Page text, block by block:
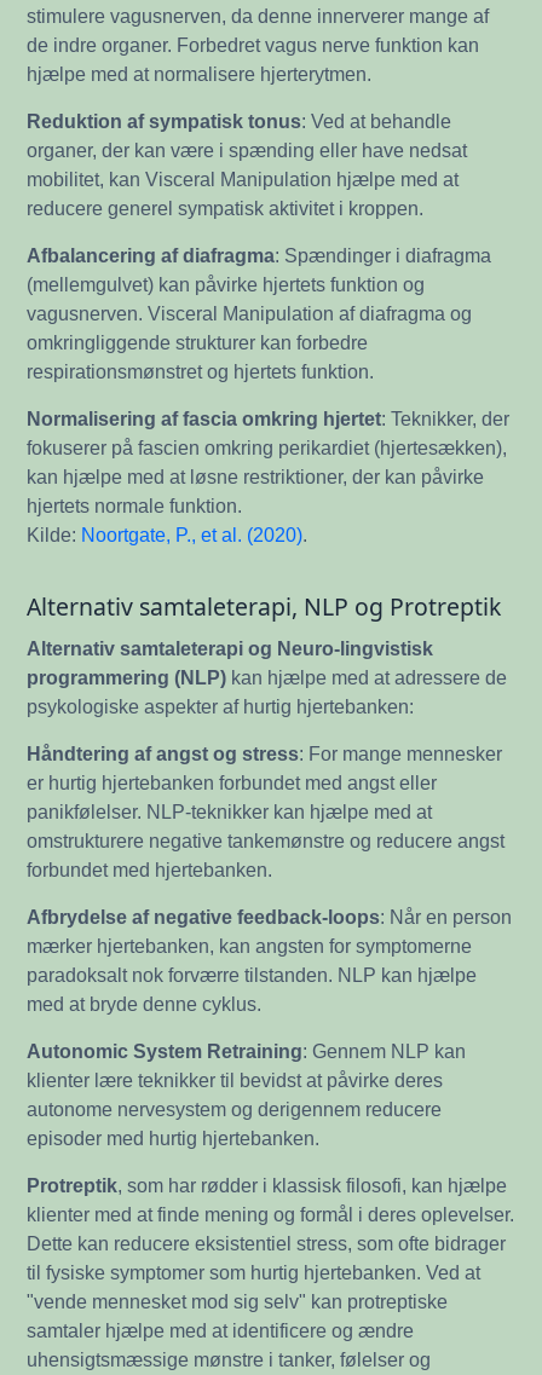
stimulere vagusnerven, da denne innerverer mange af
de indre organer. Forbedret vagus nerve funktion kan
hjælpe med at normalisere hjerterytmen.
Reduktion af sympatisk tonus: Ved at behandle
organer, der kan være i spænding eller have nedsat
mobilitet, kan Visceral Manipulation hjælpe med at
reducere generel sympatisk aktivitet i kroppen.
Afbalancering af diafragma: Spændinger i diafragma
(mellemgulvet) kan påvirke hjertets funktion og
vagusnerven. Visceral Manipulation af diafragma og
omkringliggende strukturer kan forbedre
respirationsmønstret og hjertets funktion.
Normalisering af fascia omkring hjertet: Teknikker, der
fokuserer på fascien omkring perikardiet (hjertesækken),
kan hjælpe med at løsne restriktioner, der kan påvirke
hjertets normale funktion.
Kilde: Noortgate, P., et al. (2020).
Alternativ samtaleterapi, NLP og Protreptik
Alternativ samtaleterapi og Neuro-lingvistisk
programmering (NLP) kan hjælpe med at adressere de
psykologiske aspekter af hurtig hjertebanken:
Håndtering af angst og stress: For mange mennesker
er hurtig hjertebanken forbundet med angst eller
panikfølelser. NLP-teknikker kan hjælpe med at
omstrukturere negative tankemønstre og reducere angst
forbundet med hjertebanken.
Afbrydelse af negative feedback-loops: Når en person
mærker hjertebanken, kan angsten for symptomerne
paradoksalt nok forværre tilstanden. NLP kan hjælpe
med at bryde denne cyklus.
Autonomic System Retraining: Gennem NLP kan
klienter lære teknikker til bevidst at påvirke deres
autonome nervesystem og derigennem reducere
episoder med hurtig hjertebanken.
Protreptik, som har rødder i klassisk filosofi, kan hjælpe
klienter med at finde mening og formål i deres oplevelser.
Dette kan reducere eksistentiel stress, som ofte bidrager
til fysiske symptomer som hurtig hjertebanken. Ved at
"vende mennesket mod sig selv" kan protreptiske
samtaler hjælpe med at identificere og ændre
uhensigtsmæssige mønstre i tanker, følelser og